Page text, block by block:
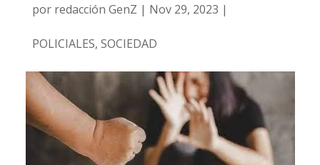
por redacción GenZ | Nov 29, 2023 |
POLICIALES, SOCIEDAD